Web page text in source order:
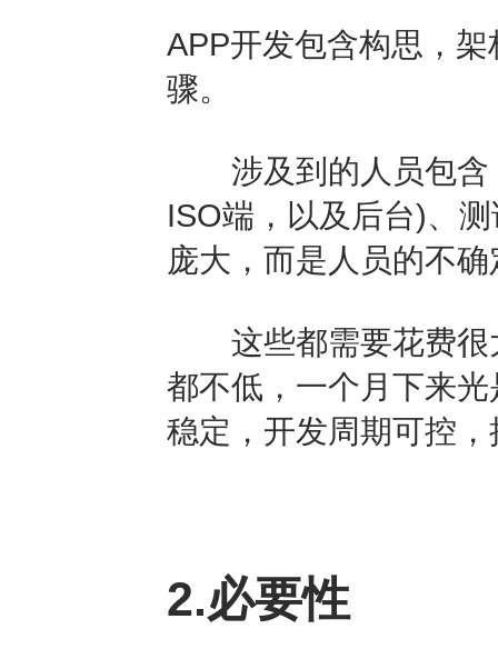
APP开发包含构思，
骤。
涉及到的人员包含
ISO端，以及后台)、
庞大，而是人员的不
这些都需要花费很
都不低，一个月下来
稳定，开发周期可控
2.必要性